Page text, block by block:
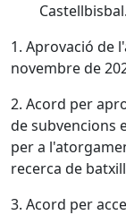
Castellbisbal.
1. Aprovació de
novembre de
2. Acord per
de subvencions
per a
recerca de
3. Acord per